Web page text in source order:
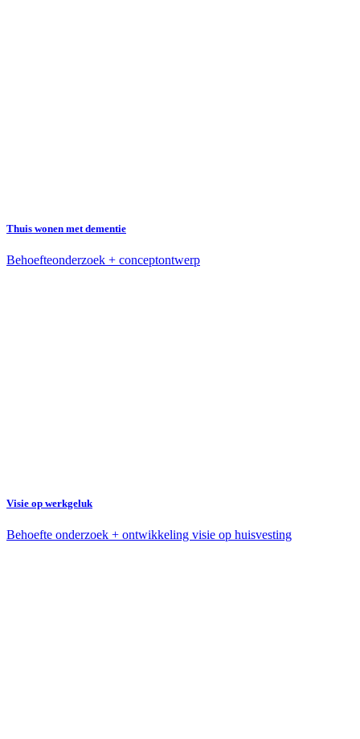
Thuis wonen met dementie
Behoefteonderzoek + conceptontwerp
Visie op werkgeluk
Behoefte onderzoek + ontwikkeling visie op huisvesting